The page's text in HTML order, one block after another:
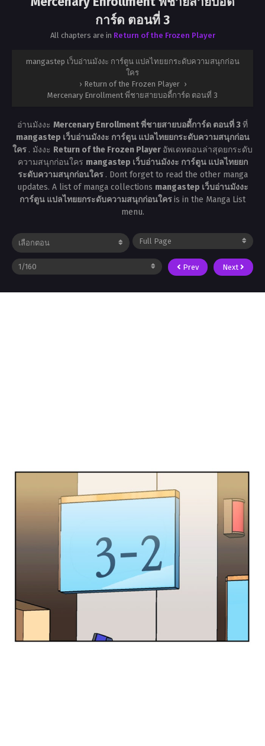
การ์ด ตอนที่ 3
All chapters are in Return of the Frozen Player
mangastep เว็บอ่านมังงะ การ์ตูน แปลไทยยกระดับความสนุกก่อน
ใคร
› Return of the Frozen Player ›
Mercenary Enrollment พี่ชายสายบอดี้การ์ด ตอนที่ 3
อ่านมังงะ Mercenary Enrollment พี่ชายสายบอดี้การ์ด ตอนที่ 3ที่
mangastep เว็บอ่านมังงะ การ์ตูน แปลไทยยกระดับความสนุกก่อน
ใคร . มังงะ Return of the Frozen Player อัพเดทตอนล่าสุดยกระดับ
ความสนุกก่อนใคร mangastep เว็บอ่านมังงะ การ์ตูน แปลไทยยก
ระดับความสนุกก่อนใคร . Dont forget to read the other manga
updates. A list of manga collections mangastep เว็บอ่านมังงะ
การ์ตูน แปลไทยยกระดับความสนุกก่อนใครis in the Manga List
menu.
Prev Next